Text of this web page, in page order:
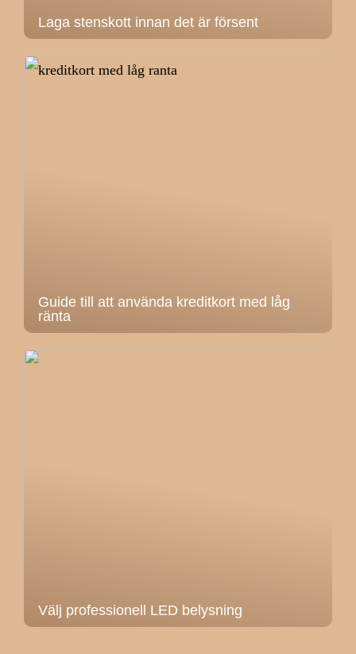
Laga stenskott innan det är försent
Guide till att använda kreditkort med låg
ränta
Välj professionell LED belysning